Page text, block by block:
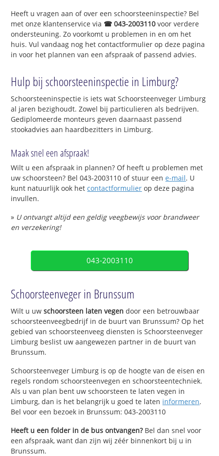
Heeft u vragen aan of over een schoorsteeninspectie? Bel
met onze klantenservice via ☎ 043-2003110 voor verdere
ondersteuning. Zo voorkomt u problemen in en om het
huis. Vul vandaag nog het contactformulier op deze pagina
in voor het plannen van een afspraak of passend advies.
Hulp bij schoorsteeninspectie in Limburg?
Schoorsteeninspectie is iets wat Schoorsteenveger Limburg
al jaren bezighoudt. Zowel bij particulieren als bedrijven.
Gediplomeerde monteurs geven daarnaast passend
stookadvies aan haardbezitters in Limburg.
Maak snel een afspraak!
Wilt u een afspraak in plannen? Of heeft u problemen met
uw schoorsteen? Bel 043-2003110 of stuur eene-mail. U
kunt natuurlijk ook hetcontactformulier op deze pagina
invullen.
» U ontvangt altijd een geldig veegbewijs voor brandweer
en verzekering!
043-2003110
Schoorsteenveger in Brunssum
Wilt u uwschoorsteen laten vegen door een betrouwbaar
schoorsteenveegbedrijf in de buurt van Brunssum? Op het
gebied van schoorsteenveeg diensten is Schoorsteenveger
Limburg beslist uw aangewezen partner in de buurt van
Brunssum.
Schoorsteenveger Limburg is op de hoogte van de eisen en
regels rondom schoorsteenvegen en schoorsteentechniek.
Als u van plan bent uw schoorsteen te laten vegen in
Limburg, dan is het belangrijk u goed te laten informeren.
Bel voor een bezoek in Brunssum: 043-2003110
Heeft u een folder in de bus ontvangen?Bel dan snel voor
een afspraak, want dan zijn wij zéér binnenkort bij u in
Brunssum.